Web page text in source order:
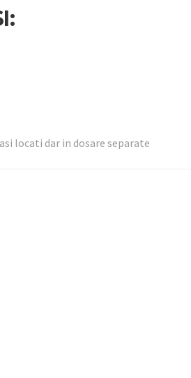
locati dar in dosare separate